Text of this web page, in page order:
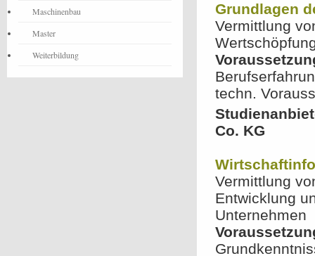
Grundlagen
Vermittlung
techn.
Co. KG
Vermittlung
Entwicklung
Unternehmen
Maschinenbau
Master
Weiterbildung